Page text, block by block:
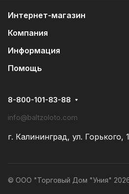
Интернет-магазин
Компания
Информация
Помощь
8-800-101-83-88
info@baltzoloto.com
г. Калининград, ул. Горького,
© ООО "Торговый Дом "Уния"